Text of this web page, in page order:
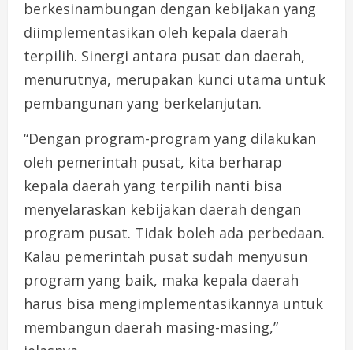
berkesinambungan dengan kebijakan yang
diimplementasikan oleh kepala daerah
terpilih. Sinergi antara pusat dan daerah,
menurutnya, merupakan kunci utama untuk
pembangunan yang berkelanjutan.
“Dengan program-program yang dilakukan
oleh pemerintah pusat, kita berharap
kepala daerah yang terpilih nanti bisa
menyelaraskan kebijakan daerah dengan
program pusat. Tidak boleh ada perbedaan.
Kalau pemerintah pusat sudah menyusun
program yang baik, maka kepala daerah
harus bisa mengimplementasikannya untuk
membangun daerah masing-masing,”